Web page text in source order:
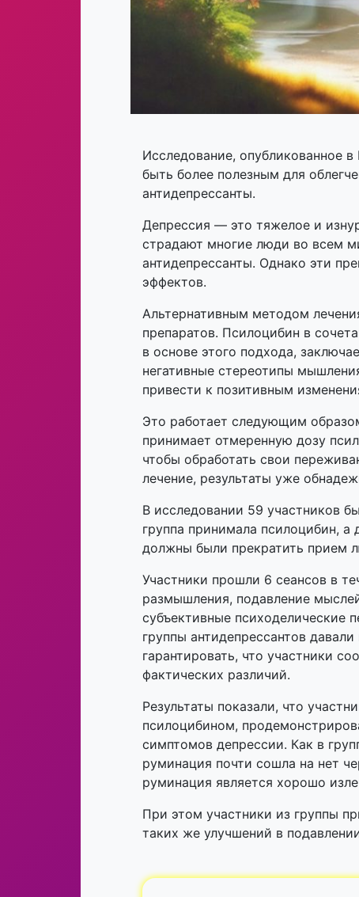
Исследование, опубликованное
быть более полезным для
антидепрессанты.
Депрессия — это тяжелое и
страдают многие люди во всем
антидепрессанты. Однако эти
эффектов.
Альтернативным методом
препаратов. Псилоцибин в
в основе этого подхода,
негативные стереотипы
привести к позитивным
Это работает следующим
принимает отмеренную дозу
чтобы обработать свои
лечение, результаты уже
В исследовании 59 участников
группа принимала псилоцибин, а
должны были прекратить прием
Участники прошли 6 сеансов в
размышления, подавление
субъективные психоделические
группы антидепрессантов
гарантировать, что участники
фактических различий.
Результаты показали, что
псилоцибином,
симптомов депрессии. Как в
руминация почти сошла на нет
руминация является хорошо
При этом участники из группы
таких же улучшений в